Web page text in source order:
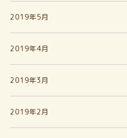
2019年5月
2019年4月
2019年3月
2019年2月